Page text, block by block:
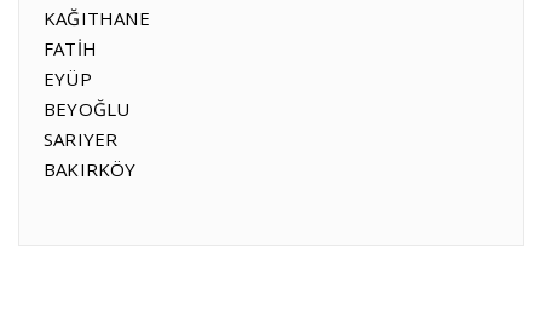
KAĞITHANE
FATİH
EYÜP
BEYOĞLU
SARIYER
BAKIRKÖY